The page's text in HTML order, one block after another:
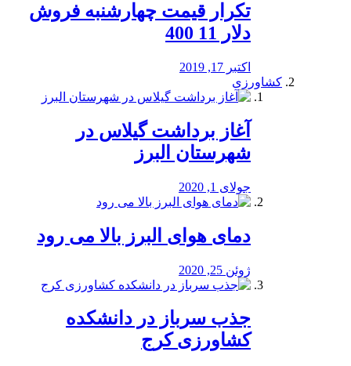
تکرار قیمت چهارشنبه فروش
دلار 11 400
اکتبر 17, 2019
کشاورزی
آغاز برداشت گیلاس در
شهرستان البرز
جولای 1, 2020
دمای هوای البرز بالا می رود
ژوئن 25, 2020
جذب سرباز در دانشکده
کشاورزی کرج